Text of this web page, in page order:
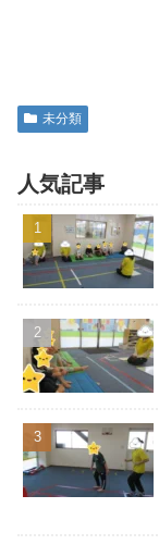
未分類
人気記事